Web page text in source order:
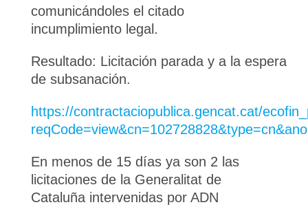
comunicándoles el citado
incumplimiento legal.
Resultado: Licitación parada y a la espera
de subsanación.
https://contractaciopublica.gencat.cat/
En menos de 15 días ya son 2 las
licitaciones de la Generalitat de
Cataluña intervenidas por ADN